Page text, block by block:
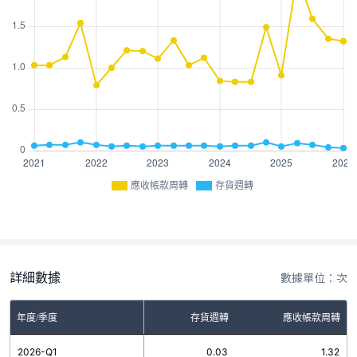
應收帳款周轉 存貨週轉
詳細數據 數據單位：次
年度/季度 存貨週轉 應收帳款周轉
2026-Q1 0.03 1.32